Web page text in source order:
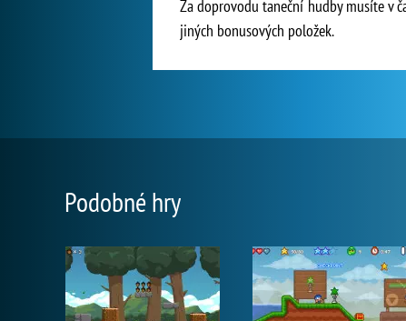
Za doprovodu taneční hudby musíte v
jiných bonusových položek.
Podobné hry